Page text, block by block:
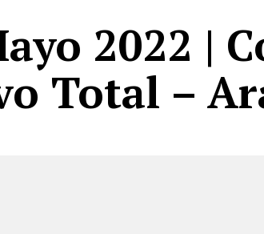
2022 |
Total –